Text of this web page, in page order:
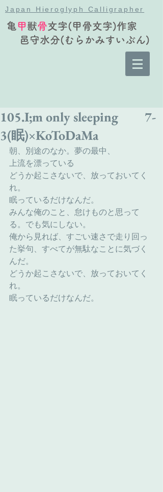
Japan Hieroglyph Calligrapher
亀甲獣骨文字(甲骨文字)作家
邑守水分(むらかみすいぶん)
105.I;m only sleeping 7-
3(眠)×KoToDaMa
朝、別途のなか。夢の最中、
上流を漂っている
どうか起こさないで、放っておいてく
れ。
眠っているだけなんだ。
みんな俺のこと、怠けものと思って
る。でも気にしない。
俺から見れば、すごい速さで走り回っ
た挙句、すべてが無駄なことに気づく
んだ。
どうか起こさないで、放っておいてく
れ。
眠っているだけなんだ。